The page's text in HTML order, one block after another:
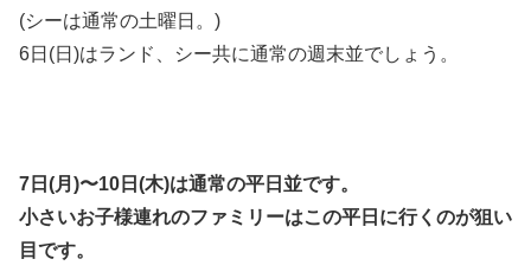
(シーは通常の土曜日。)
6日(日)はランド、シー共に通常の週末並でしょう。
7日(月)〜10日(木)は通常の平日並です。
小さいお子様連れのファミリーはこの平日に行くのが狙い
目です。